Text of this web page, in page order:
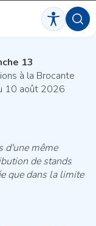
13
à la Brocante
10 août 2026
d'une même
de stands
que dans la limite